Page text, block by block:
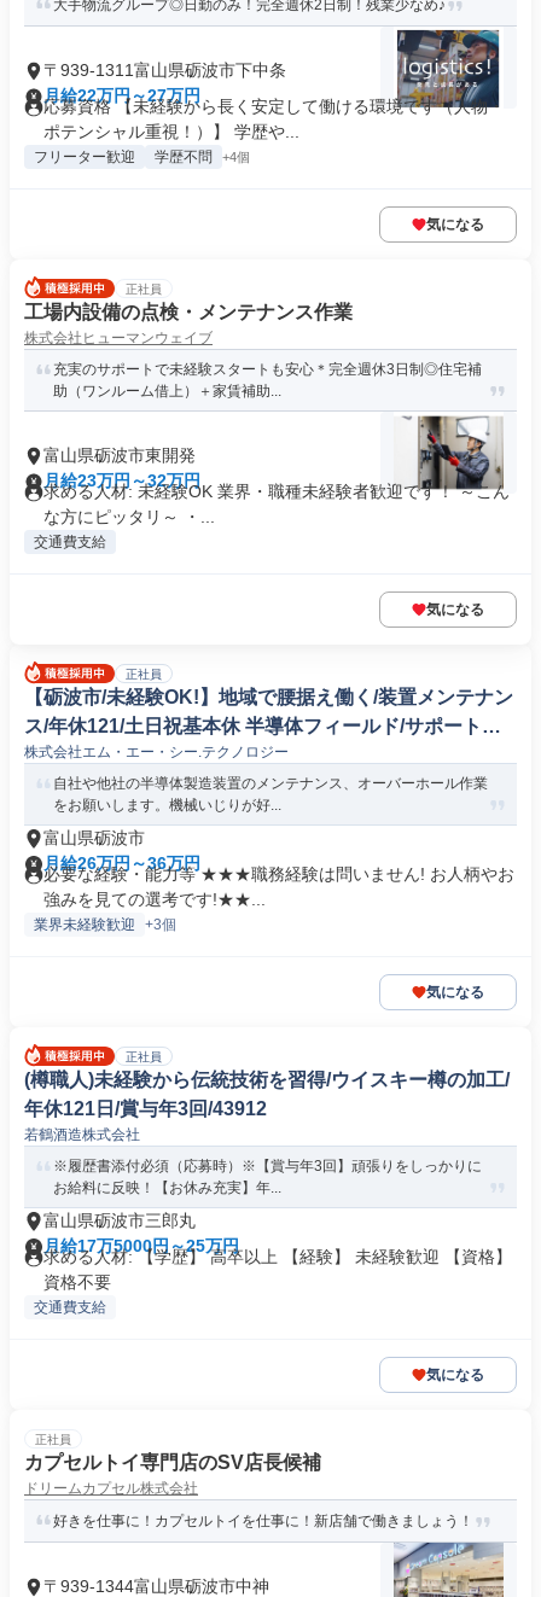
大手物流グループ◎日勤のみ！完全週休2日制！残業少なめ♪
〒939-1311富山県砺波市下中条
月給22万円～27万円
応募資格 【未経験から長く安定して働ける環境です（人物・
ポテンシャル重視！）】 学歴や...
フリーター歓迎 学歴不問 +4個
気になる
正社員
工場内設備の点検・メンテナンス作業
株式会社ヒューマンウェイブ
充実のサポートで未経験スタートも安心＊完全週休3日制◎住宅補
助（ワンルーム借上）＋家賃補助...
富山県砺波市東開発
月給23万円～32万円
求める人材: 未経験OK 業界・職種未経験者歓迎です！ ～こん
な方にピッタリ～ ・...
交通費支給
気になる
正社員
【砺波市/未経験OK!】地域で腰据え働く/装置メンテナン
ス/年休121/土日祝基本休 半導体フィールド/サポートエ
ンジニア
株式会社エム・エー・シー.テクノロジー
自社や他社の半導体製造装置のメンテナンス、オーバーホール作業
をお願いします。機械いじりが好...
富山県砺波市
月給26万円～36万円
必要な経験・能力等 ★★★職務経験は問いません! お人柄やお
強みを見ての選考です!★★...
業界未経験歓迎 +3個
気になる
正社員
(樽職人)未経験から伝統技術を習得/ウイスキー樽の加工/
年休121日/賞与年3回/43912
若鶴酒造株式会社
※履歴書添付必須（応募時）※【賞与年3回】頑張りをしっかりに
お給料に反映！【お休み充実】年...
富山県砺波市三郎丸
月給17万5000円～25万円
求める人材: 【学歴】 高卒以上 【経験】 未経験歓迎 【資格】
資格不要
交通費支給
気になる
正社員
カプセルトイ専門店のSV店長候補
ドリームカプセル株式会社
好きを仕事に！カプセルトイを仕事に！新店舗で働きましょう！
〒939-1344富山県砺波市中神